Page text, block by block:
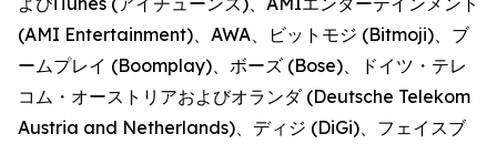
(AMI Entertainment)、AWA、ビットモジ (Bitmoji)、ブ
ームプレイ (Boomplay)、ボーズ (Bose)、ドイツ・テレ
コム・オーストリアおよびオランダ (Deutsche Telekom
Austria and Netherlands)、ディジ (DiGi)、フェイスブ